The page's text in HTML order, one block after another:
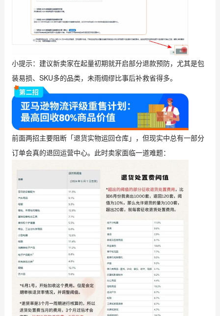
小提示：建议新卖家在起量初期就开启部分退款预防，尤其是包
装易损、SKU多的品类，未雨绸缪比事后补救省得多。
前面两招主要阻断「退货实物运回仓库」，但现实中总有一部分
订单会真的退回运营中心。此时卖家面临一道难题：